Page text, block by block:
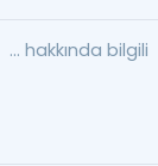
… hakkında bilgili